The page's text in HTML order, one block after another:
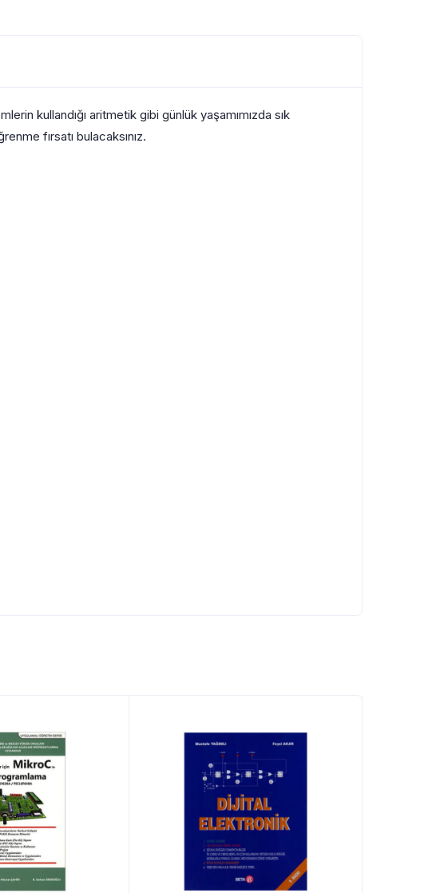
kullandığı aritmetik gibi günlük yaşamımızda sık
fırsatı bulacaksınız.